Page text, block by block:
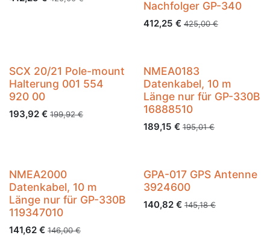
Nachfolger GP-340
412,25 € 425,00€
SCX 20/21 Pole-mount
Halterung 001 554
920 00
193,92 € 199,92€
NMEA0183
Datenkabel, 10 m
Länge nur für GP-330B
16888510
189,15 € 195,01€
NMEA2000
Datenkabel, 10 m
Länge nur für GP-330B
119347010
141,62 € 146,00€
GPA-017 GPS Antenne
3924600
140,82€ 145,18€